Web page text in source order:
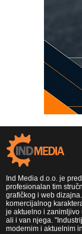
Ind Media d.o.o. je
profesionalan tim
grafičkog i web
komercijalnog
je aktuelno i zanimljivo
ali i van njega.
modernim i aktuelnim